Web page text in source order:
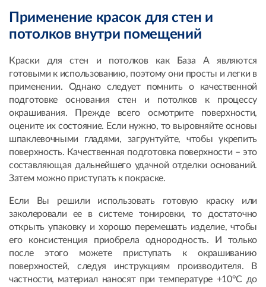
Применение красок для стен и
потолков внутри помещений
Краски для стен и потолков как База А являются
готовыми к использованию, поэтому они просты и легки в
применении. Однако следует помнить о качественной
подготовке основания стен и потолков к процессу
окрашивания. Прежде всего осмотрите поверхности,
оцените их состояние. Если нужно, то выровняйте основы
шпаклевочными гладями, загрунтуйте, чтобы укрепить
поверхность. Качественная подготовка поверхности – это
составляющая дальнейшего удачной отделки оснований.
Затем можно приступать к покраске.
Если Вы решили использовать готовую краску или
заколеровали ее в системе тонировки, то достаточно
открыть упаковку и хорошо перемешать изделие, чтобы
его консистенция приобрела однородность. И только
после этого можете приступать к окрашиванию
поверхностей, следуя инструкциям производителя. В
частности, материал наносят при температуре +10°С до